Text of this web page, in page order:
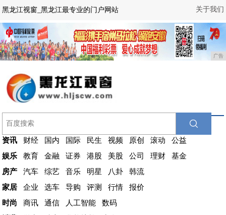
关于我们
黑龙江视窗_黑龙江最专业的门户网站
广告
资讯 财经 国内 国际 民生 视频 原创 滚动
公益
娱乐
教育 金融 证券 港股 美股 公司 理财
基金
房产
汽车 综艺 音乐 明星 八卦
韩流
家居
企业 选车 导购 评测 行情
报价
时尚
商讯 通信 人工智能
数码